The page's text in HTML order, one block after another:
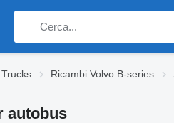
Ricambi Volvo B-series
autobus